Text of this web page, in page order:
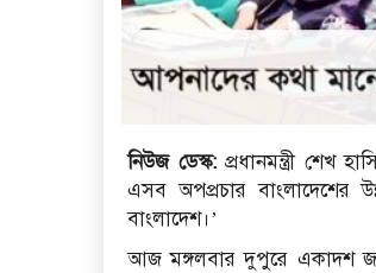
নিউজ ডেস্ক:প্রধানমন্ত্রী শেখ
এসব অপপ্রচার বাংলাদেশের
বাংলাদেশ।’
আজ মঙ্গলবার দুপুরে একাদশ